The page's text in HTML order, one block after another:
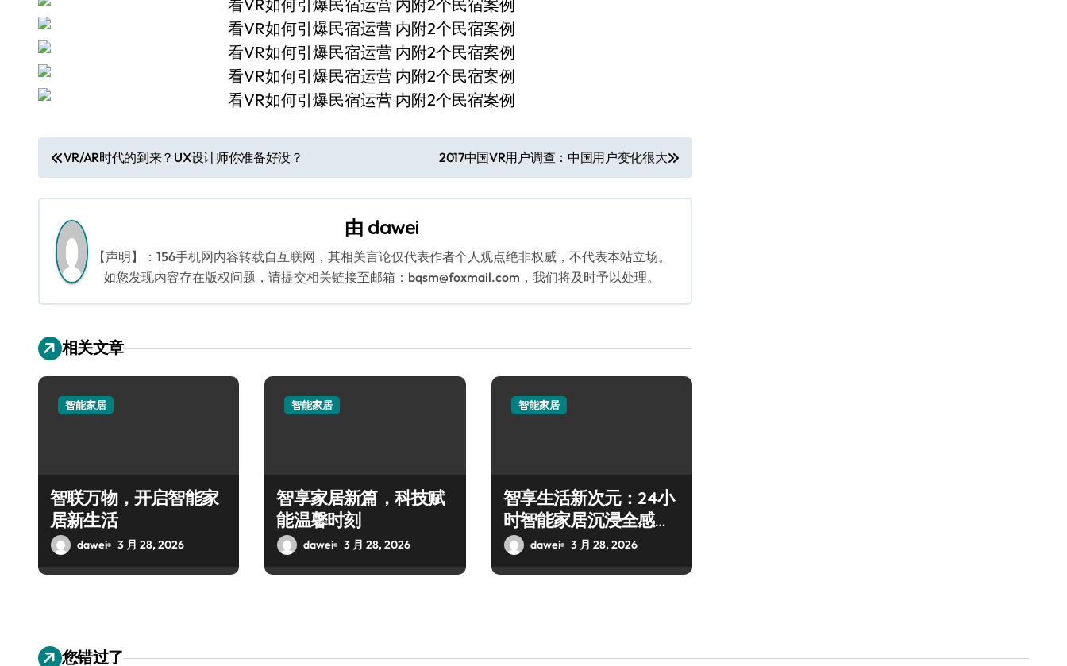
文
章
导
航
VR/AR时代的到来？UX设计师你准备好没？ 2017中国VR用户调查：中国用户变化很大
由 dawei
【声明】：156手机网内容转载自互联网，其相关言论仅代表作者个人观点绝非权威，不代表本站立场。
如您发现内容存在版权问题，请提交相关链接至邮箱：bqsm@foxmail.com，我们将及时予以处理。
相关文章
智能家居
智联万物，开启智能家
居新生活
dawei 3 月 28, 2026
智能家居
智享家居新篇，科技赋
能温馨时刻
dawei 3 月 28, 2026
智能家居
智享生活新次元：24小
时智能家居沉浸全感体
验
dawei 3 月 28, 2026
您错过了